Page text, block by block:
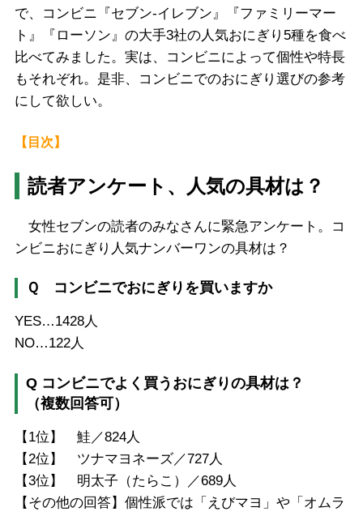
で、コンビニ『セブン-イレブン』『ファミリーマー
ト』『ローソン』の大手3社の人気おにぎり5種を食べ
比べてみました。実は、コンビニによって個性や特長
もそれぞれ。是非、コンビニでのおにぎり選びの参考
にして欲しい。
【目次】
読者アンケート、人気の具材は？
女性セブンの読者のみなさんに緊急アンケート。コ
ンビニおにぎり人気ナンバーワンの具材は？
Ｑ コンビニでおにぎりを買いますか
YES…1428人
NO…122人
Q コンビニでよく買うおにぎりの具材は？
（複数回答可）
【1位】 鮭／824人
【2位】 ツナマヨネーズ／727人
【3位】 明太子（たらこ）／689人
【その他の回答】個性派では「えびマヨ」や「オムラ